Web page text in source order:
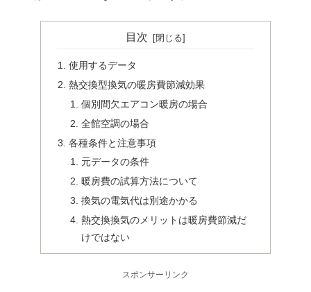
目次
使用するデータ
熱交換型換気の暖房費節減効果
個別間欠エアコン暖房の場合
全館空調の場合
各種条件と注意事項
元データの条件
暖房費の試算方法について
換気の電気代は別途かかる
熱交換換気のメリットは暖房費節減だ
けではない
スポンサーリンク